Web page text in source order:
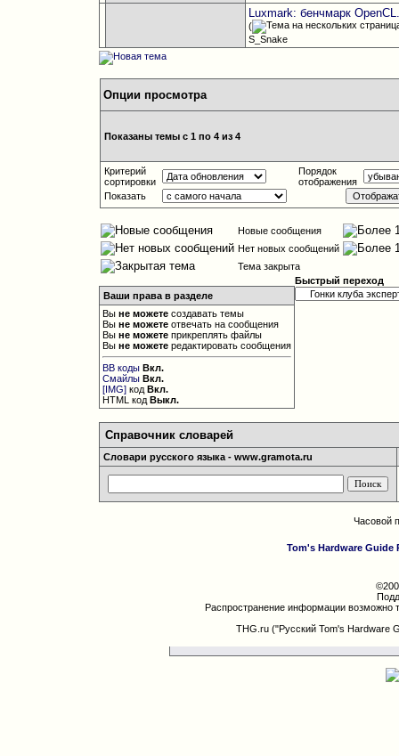
Luxmark: бенчмарк
(
S_Snake
Опции просмотра
Показаны темы с 1 по 4 из 4
Критерий
сортировки
Порядок
отображения
Показать
Новые сообщения
Нет новых сообщений
Тема закрыта
Ваши права в разделе
Выне можете создавать темы
Выне можете отвечать на сообщения
Выне можете прикреплять файлы
Выне можете редактировать сообщения
BB коды Вкл.
Смайлы Вкл.
[IMG] кодВкл.
HTML кодВыкл.
Быстрый переход
Справочник словарей
Словари русского языка - www.gramota.ru
Часовой
Tom's Hardware Guide
Распространение информации возможно
THG.ru ("Русский Tom's Hardware